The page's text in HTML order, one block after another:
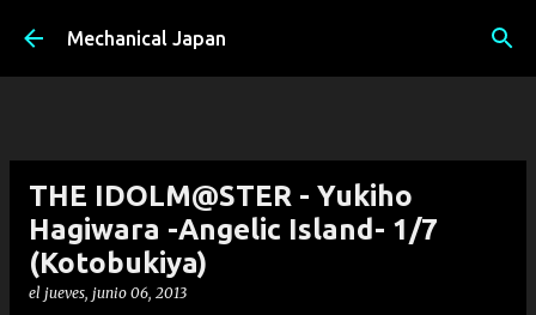
Ir al contenido principal
Mechanical Japan
THE IDOLM@STER - Yukiho
Hagiwara -Angelic Island- 1/7
(Kotobukiya)
el jueves, junio 06, 2013